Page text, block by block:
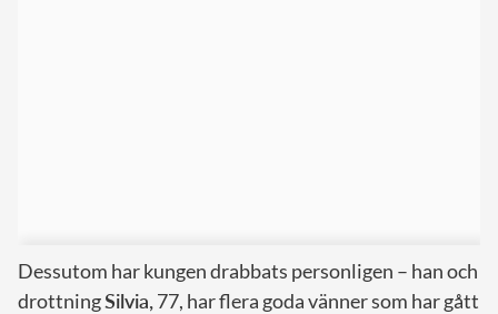
Dessutom har kungen drabbats personligen – han och
drottningSilvia, 77, har flera goda vänner som har gått